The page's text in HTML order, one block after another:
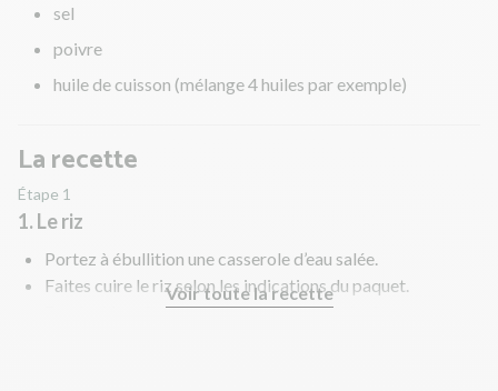
sel
poivre
huile de cuisson (mélange 4 huiles par exemple)
La recette
Étape 1
1. Le riz
Portez à ébullition une casserole d’eau salée.
Faites cuire le riz selon les indications du paquet.
Pendant la cuisson du riz, préparez le reste des
Voir toute la recette